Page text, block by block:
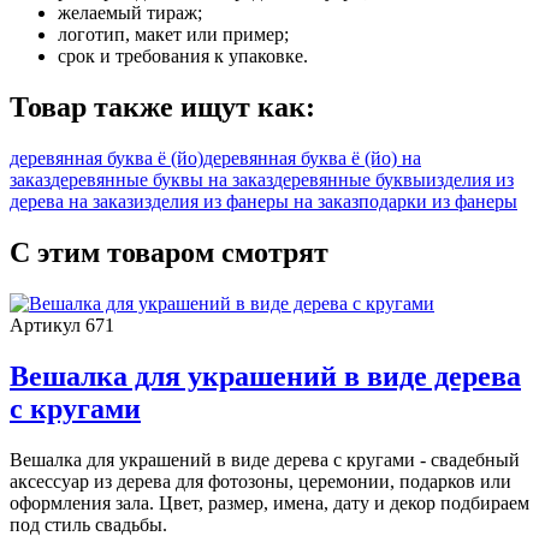
желаемый тираж;
логотип, макет или пример;
срок и требования к упаковке.
Товар также ищут как:
деревянная буква ё (йо)деревянная буква ё (йо) на
заказдеревянные буквы на заказдеревянные буквыизделия из
дерева на заказизделия из фанеры на заказподарки из фанеры
С этим товаром смотрят
Артикул 671
Вешалка для украшений в виде дерева
с кругами
Вешалка для украшений в виде дерева с кругами - свадебный
аксессуар из дерева для фотозоны, церемонии, подарков или
оформления зала. Цвет, размер, имена, дату и декор подбираем
под стиль свадьбы.